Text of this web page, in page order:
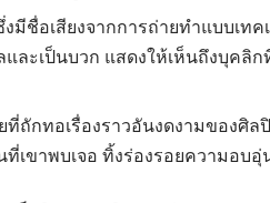
มีชื่อเสียงจากการถ่ายทำแบบเทค
ละเป็นบวก แสดงให้เห็นถึงบุคลิก
ยที่ถักทอเรื่องราวอันงดงามของศิ
เขาพบเจอ ทิ้งร่องรอยความอบ